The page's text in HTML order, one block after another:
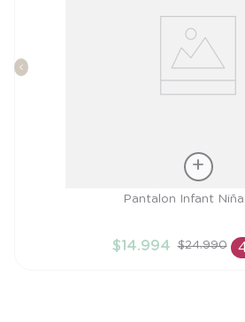
AÑADIR AL
Pantalon Infant Niña
$14.994 $24.990